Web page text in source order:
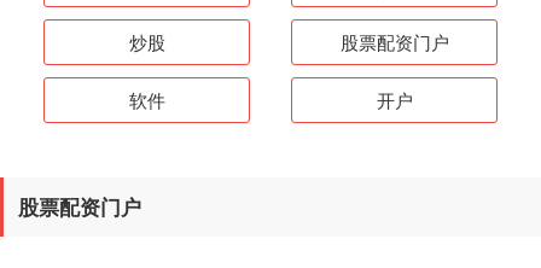
炒股 股票配资门户
软件 开户
股票配资门户